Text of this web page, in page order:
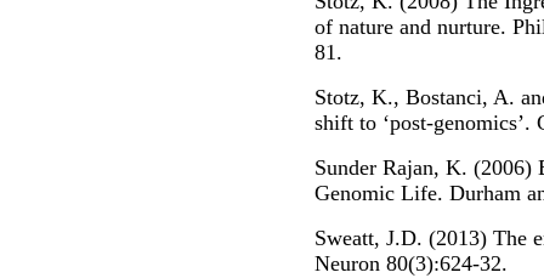
of nature and nurture.
81.
Stotz, K., Bostanci, A.
shift to ‘post-
Sunder Rajan, K. (2006)
Genomic Life. Durham
Sweatt, J.D. (2013) The
Neuron 80(3):624-32.